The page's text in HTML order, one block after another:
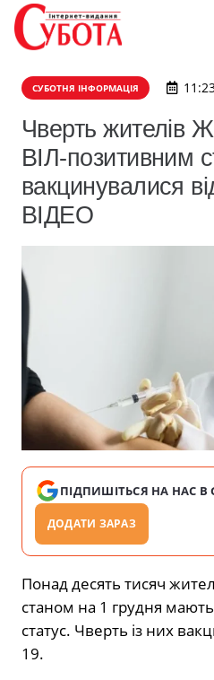
СУБОТНЯ ІНФОРМАЦІЯ
Чверть жителів
ВІЛ-позитивним
вакцинувалися
ВІДЕО
ПІДПИШІТЬСЯ НА НАС В
ДОДАТИ ЗАРАЗ
Понад десять тисяч
станом на 1 грудня
статус. Чверть із них
19.